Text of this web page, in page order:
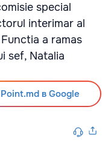
special
interimar al
a ramas
sef, Natalia
в Google